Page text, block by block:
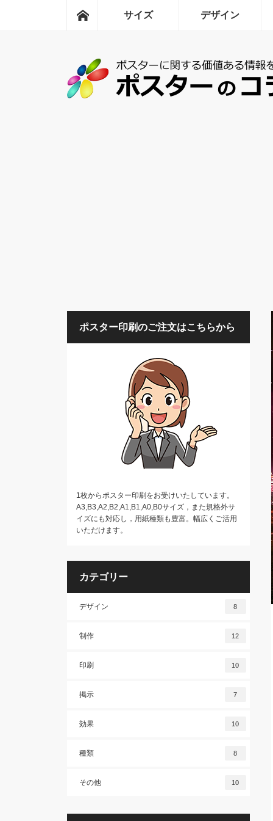
ホームサイズ デザイン
ポスター印刷のご注文はこちらから
1枚からポスター印刷をお受けいたしています。
A3,B3,A2,B2,A1,B1,A0,B0サイズ，また規格外サ
イズにも対応し，用紙種類も豊富。幅広くご活用
いただけます。
カテゴリー
デザイン 8
制作 12
印刷 10
掲示 7
効果 10
種類 8
その他 10